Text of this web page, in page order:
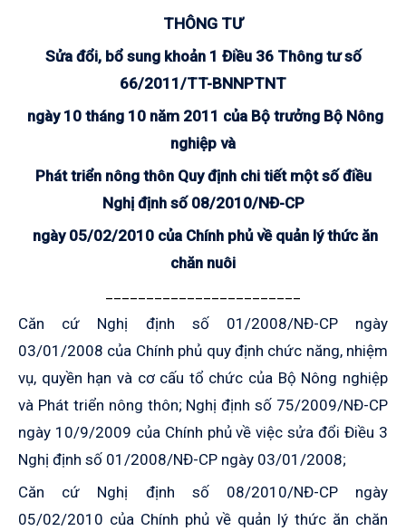
THÔNG TƯ
Sửa đổi, bổ sung khoản 1 Điều 36 Thông tư số
66/2011/TT-BNNPTNT
ngày 10 tháng 10 năm 2011 của Bộ trưởng Bộ Nông
nghiệp và
Phát triển nông thôn Quy định chi tiết một số điều
Nghị định số 08/2010/NĐ-CP
ngày 05/02/2010 của Chính phủ về quản lý thức ăn
chăn nuôi
Căn cứ Nghị định số 01/2008/NĐ-CP ngày
03/01/2008 của Chính phủ quy định chức năng, nhiệm
vụ, quyền hạn và cơ cấu tổ chức của Bộ Nông nghiệp
và Phát triển nông thôn; Nghị định số 75/2009/NĐ-CP
ngày 10/9/2009 của Chính phủ về việc sửa đổi Điều 3
Nghị định số 01/2008/NĐ-CP ngày 03/01/2008;
Căn cứ Nghị định số 08/2010/NĐ-CP ngày
05/02/2010 của Chính phủ về quản lý thức ăn chăn